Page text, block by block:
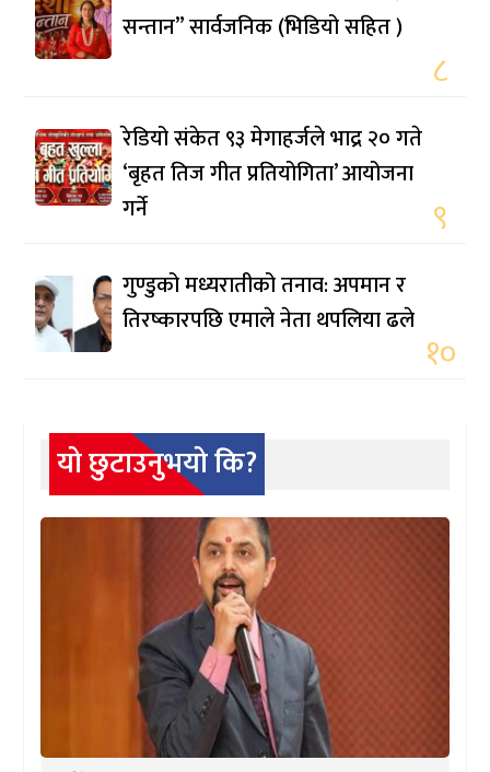
सन्तान” सार्वजनिक (भिडियो सहित )
८
रेडियो संकेत ९३ मेगाहर्जले भाद्र २० गते
‘बृहत तिज गीत प्रतियोगिता’ आयोजना
गर्ने
९
गुण्डुको मध्यरातीको तनाव: अपमान र
तिरष्कारपछि एमाले नेता थपलिया ढले
१०
यो छुटाउनुभयो कि?